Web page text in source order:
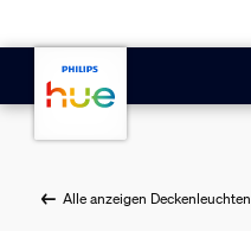
Alle anzeigen Deckenleuchten